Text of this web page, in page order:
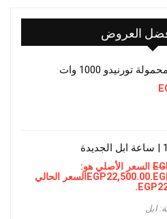
العروض
تورنيدو 1000 وات
السعر الأصلي هو:
EGP22,500.00
السعر الحالي
ابل